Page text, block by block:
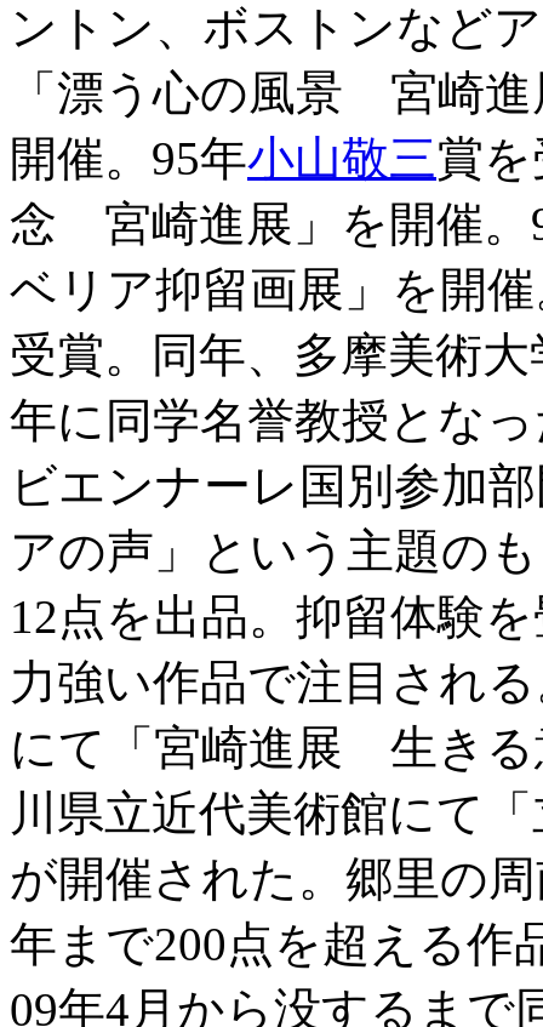
ントン、ボストンなど
「漂う心の風景 宮崎
開催。95年小山敬三賞
念 宮崎進展」を開催。
ベリア抑留画展」を開
受賞。同年、多摩美術
年に同学名誉教授とな
ビエンナーレ国別参加
アの声」という主題の
12点を出品。抑留体験
力強い作品で注目され
にて「宮崎進展 生きる
川県立近代美術館にて
が開催された。郷里の
年まで200点を超える作
09年4月から没するまで